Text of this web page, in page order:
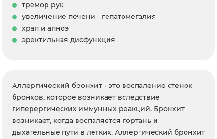
тремор рук
увеличение печени - гепатомегалия
храп и апноэ
эректильная дисфункция
Аллергический бронхит - это воспаление стенок
бронхов, которое возникает вследствие
гиперергических иммунных реакций. Бронхит
возникает, когда воспаляется гортань и
дыхательные пути в легких. Аллергический бронхит